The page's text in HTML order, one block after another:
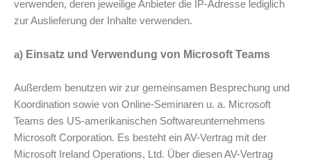
verwenden, deren jeweilige Anbieter die IP-Adresse lediglich
zur Auslieferung der Inhalte verwenden.
a) Einsatz und Verwendung von Microsoft Teams
Außerdem benutzen wir zur gemeinsamen Besprechung und
Koordination sowie von Online-Seminaren u. a. Microsoft
Teams des US-amerikanischen Softwareunternehmens
Microsoft Corporation. Es besteht ein AV-Vertrag mit der
Microsoft Ireland Operations, Ltd. Über diesen AV-Vertrag